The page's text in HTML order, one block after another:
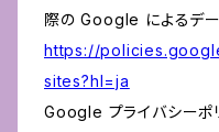
際の Google によるデー
https://
sites?hl=ja
Google プライバシーポ